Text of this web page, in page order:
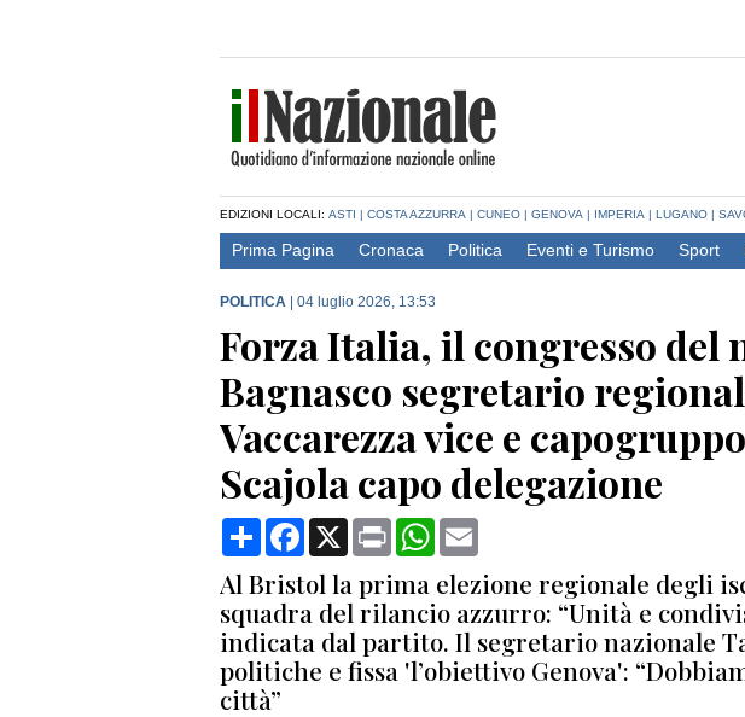
EDIZIONI LOCALI: ASTI | COSTA AZZURRA | CUNEO | GENOVA | IMPERIA | LUGANO |
Prima Pagina Cronaca Politica Eventi e Turismo Sport
POLITICA 04 luglio 2026, 13:53
Forza Italia, il congresso del
Bagnasco segretario
Vaccarezza vice e
Scajola capo delegazione
CondividiFacebook
X Print WhatsApp
Al Bristol la prima elezione regionale degli
squadra del rilancio azzurro: “Unità e
indicata dal partito. Il segretario nazionale
politiche e fissa 'l’obiettivo Genova':
città”